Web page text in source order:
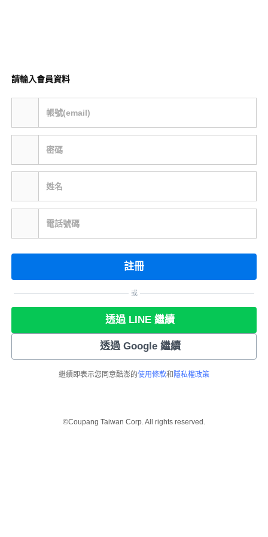
請輸入會員資料
帳號(email)
密碼
姓名
電話號碼
註冊
或
透過 LINE 繼續
透過 Google 繼續
繼續即表示您同意酷澎的使用條款和 隱私權政策
©Coupang Taiwan Corp. All rights reserved.